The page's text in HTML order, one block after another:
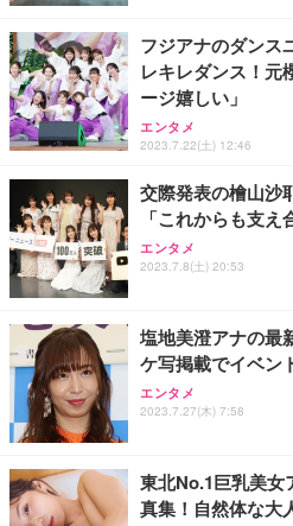
務用 おしゃれ パソ
Sezlife オフィスチェ
ワーク チェア 強化バ
能 人間工学 椅子 腰サ
レスト 3Dヘッドレス
務用 おしゃれ パソコ
ANDWINT オフィス
ッシュ 通気性 ランバ
ス圧無段階昇降 360
【整備済み品】Dell
ー フルHD（
ort/VGA スピーカー
応 ComfortView ビジ
￥15,800
【MiniLED/24.5inch/
HOOTER Gaming
グモニター QD 24.5
Smart Basic(スマー
限定】 Smart Basic
超厚型 お徳用 ワイド
アイリスオーヤマ ペ
ュラー 200枚入【
フジアナのダンス
レキレダンス！元
ージ嬉しい」
エンタメ
2023.7.22(土) 12:46
交際発表の檜山沙
「これからも支
エンタメ
2023.7.8(土) 20:53
塩地美澄アナの最
ケ写掲載でイベン
エンタメ
2023.7.27(木) 7:58
東北No.1巨乳美女
真集！自然体な大